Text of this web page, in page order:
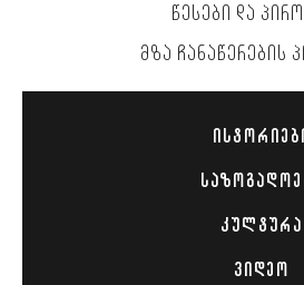
ᲬᲔᲡᲔᲑᲘ ᲓᲐ
ᲛᲖᲐ ᲩᲐᲜᲐᲬᲔᲠᲔᲑᲘᲡ
ᲙᲣᲚᲢᲣᲠᲐ
ᲕᲘᲓᲔᲝ